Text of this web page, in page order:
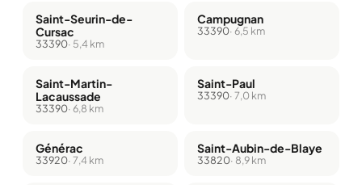
Saint-Seurin-de-
Cursac
33390· 5,4 km
Campugnan
33390· 6,5 km
Saint-Martin-
Lacaussade
33390· 6,8 km
Saint-Paul
33390· 7,0 km
Générac
33920· 7,4 km
Saint-Aubin-de-Blaye
33820· 8,9 km